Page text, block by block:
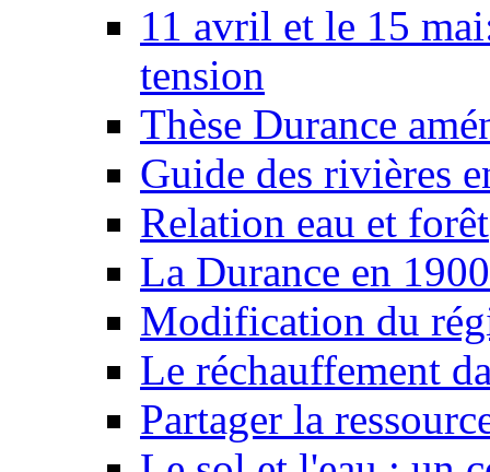
11 avril et le 15
tension
Thèse Durance
Guide des rivières
Relation eau et forêt
La Durance en 1900
Modification du
Le réchauffement
Partager la